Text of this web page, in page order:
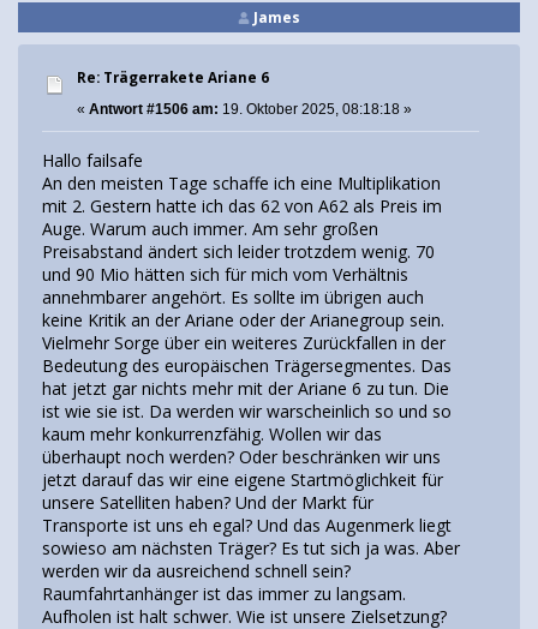
James
Re: Trägerrakete Ariane 6
« Antwort #1506 am: 19. Oktober 2025, 08:18:18 »
Hallo failsafe
An den meisten Tage schaffe ich eine Multiplikation
mit 2. Gestern hatte ich das 62 von A62 als Preis im
Auge. Warum auch immer. Am sehr großen
Preisabstand ändert sich leider trotzdem wenig. 70
und 90 Mio hätten sich für mich vom Verhältnis
annehmbarer angehört. Es sollte im übrigen auch
keine Kritik an der Ariane oder der Arianegroup sein.
Vielmehr Sorge über ein weiteres Zurückfallen in der
Bedeutung des europäischen Trägersegmentes. Das
hat jetzt gar nichts mehr mit der Ariane 6 zu tun. Die
ist wie sie ist. Da werden wir warscheinlich so und so
kaum mehr konkurrenzfähig. Wollen wir das
überhaupt noch werden? Oder beschränken wir uns
jetzt darauf das wir eine eigene Startmöglichkeit für
unsere Satelliten haben? Und der Markt für
Transporte ist uns eh egal? Und das Augenmerk liegt
sowieso am nächsten Träger? Es tut sich ja was. Aber
werden wir da ausreichend schnell sein?
Raumfahrtanhänger ist das immer zu langsam.
Aufholen ist halt schwer. Wie ist unsere Zielsetzung?